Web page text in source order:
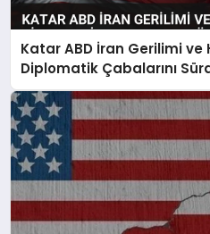
Katar ABD İran Gerilimi ve
Diplomatik Çabalarını